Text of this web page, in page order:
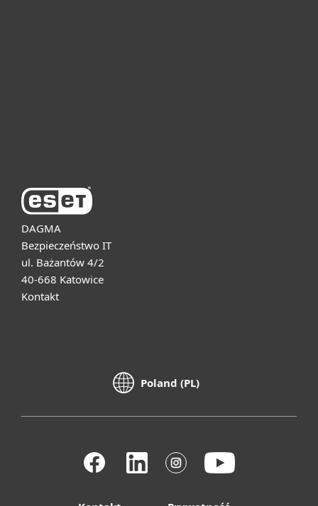
DAGMA
Bezpieczeństwo IT
ul. Bażantów 4/2
40-668 Katowice
Kontakt
Poland (PL)